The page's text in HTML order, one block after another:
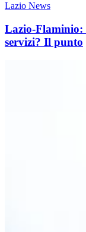
Lazio News
Lazio-Flaminio:
servizi? Il punto